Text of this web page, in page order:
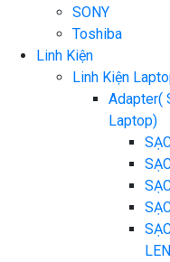
SONY
Toshiba
Linh Kiện
Linh Kiện
Adapter(
Laptop)